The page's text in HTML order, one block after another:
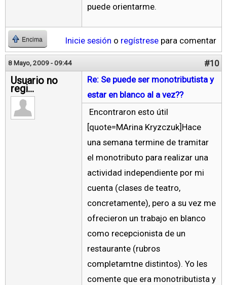
puede orientarme.
Encima Inicie sesión o regístrese para comentar
8 Mayo, 2009 - 09:44 #10
Usuario no
regi...
Re: Se puede ser monotributista y
estar en blanco al a vez??
Encontraron esto útil
[quote=MArina Kryzczuk]Hace
una semana termine de tramitar
el monotributo para realizar una
actividad independiente por mi
cuenta (clases de teatro,
concretamente), pero a su vez me
ofrecieron un trabajo en blanco
como recepcionista de un
restaurante (rubros
completamtne distintos). Yo les
comente que era monotributista y